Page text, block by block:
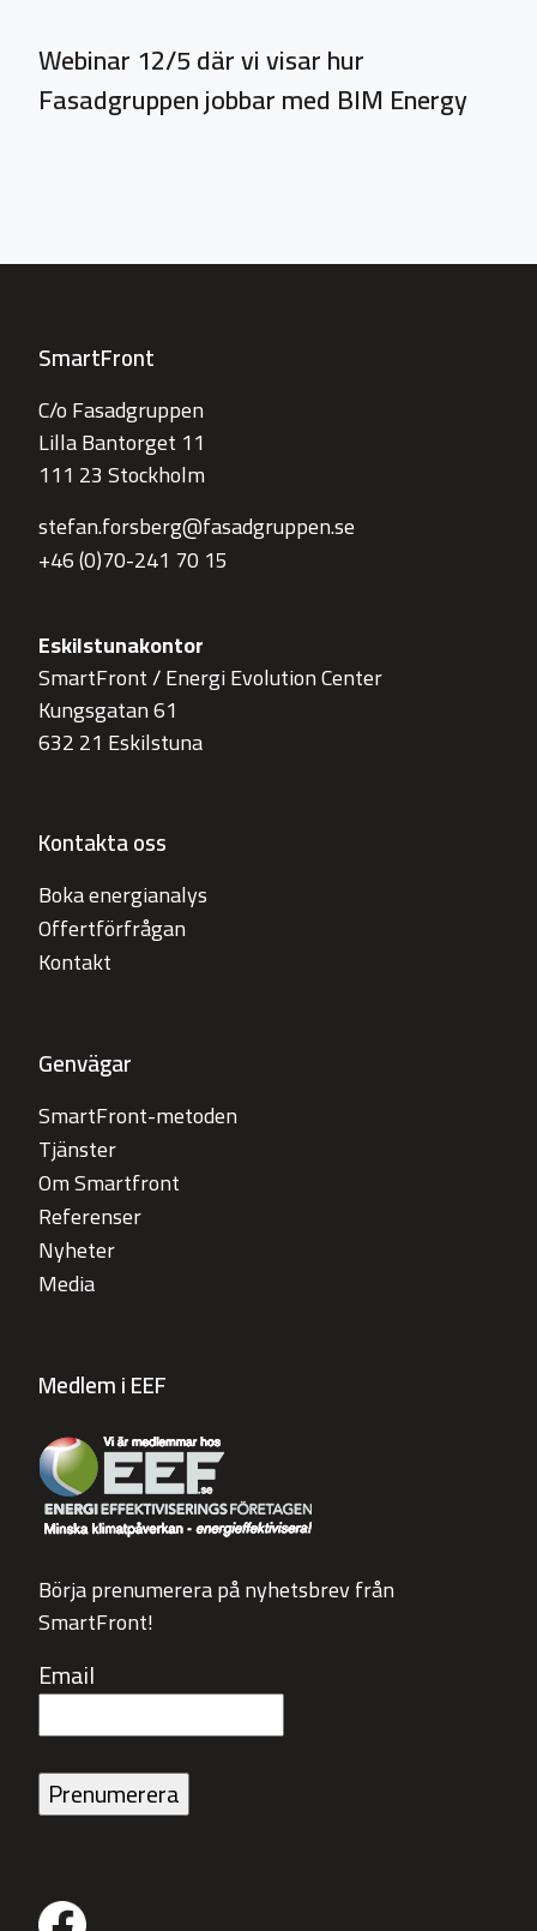
Webinar 12/5 där vi visar hur
Fasadgruppen jobbar med BIM Energy
SmartFront
C/o Fasadgruppen
Lilla Bantorget 11
111 23 Stockholm
stefan.forsberg@fasadgruppen.se
+46 (0)70-241 70 15
Eskilstunakontor
SmartFront / Energi Evolution Center
Kungsgatan 61
632 21 Eskilstuna
Kontakta oss
Boka energianalys
Offertförfrågan
Kontakt
Genvägar
SmartFront-metoden
Tjänster
Om Smartfront
Referenser
Nyheter
Media
Medlem i EEF
Börja prenumerera på nyhetsbrev från
SmartFront!
Email